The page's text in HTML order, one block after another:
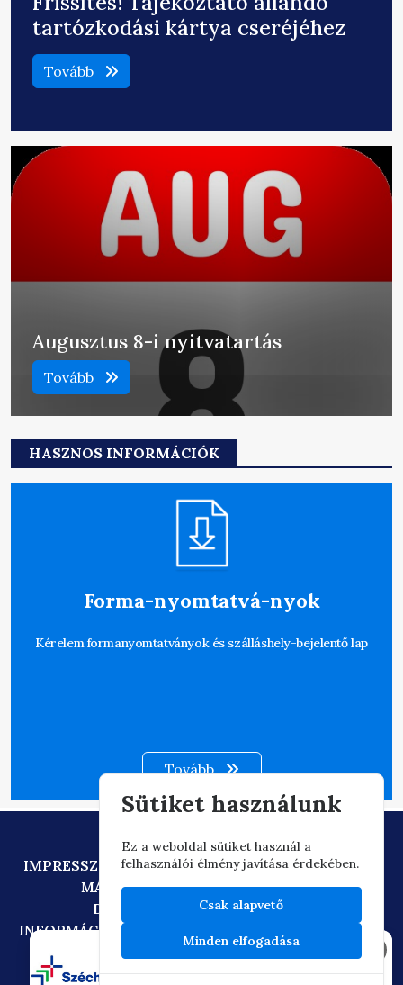
tartózkodási kártya cseréjéhez
Tovább
Augusztus 8-i nyitvatartás
Tovább
HASZNOS INFORMÁCIÓK
Forma-nyomtatvá-nyok
Kérelem formanyomtatványok és szálláshely-bejelentő lap
Tovább
IMPRESSZUMADATVÉDELEMTECHNIKAI AJÁNLÁS
MÁSOLATKÉSZÍTÉSI SZABÁLYZAT
DIGITÁLIS ÁLLAMPOLGÁRSÁG
INFORMÁCIÓÁTADÁSI SZABÁLYZAT
OIF/FACEBOOK
Sütiket használunk
Ez a weboldal sütiket használ a
felhasználói élmény javítása érdekében.
Csak alapvető
Minden elfogadása